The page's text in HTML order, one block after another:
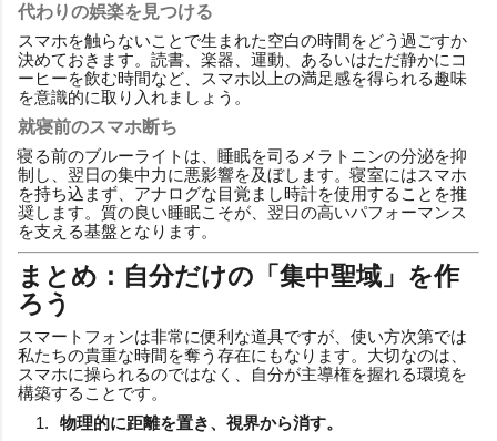
代わりの娯楽を見つける
スマホを触らないことで生まれた空白の時間をどう過ごすか
決めておきます。読書、楽器、運動、あるいはただ静かにコ
ーヒーを飲む時間など、スマホ以上の満足感を得られる趣味
を意識的に取り入れましょう。
就寝前のスマホ断ち
寝る前のブルーライトは、睡眠を司るメラトニンの分泌を抑
制し、翌日の集中力に悪影響を及ぼします。寝室にはスマホ
を持ち込まず、アナログな目覚まし時計を使用することを推
奨します。質の良い睡眠こそが、翌日の高いパフォーマンス
を支える基盤となります。
まとめ：自分だけの「集中聖域」を作
ろう
スマートフォンは非常に便利な道具ですが、使い方次第では
私たちの貴重な時間を奪う存在にもなります。大切なのは、
スマホに操られるのではなく、自分が主導権を握れる環境を
構築することです。
物理的に距離を置き、視界から消す。